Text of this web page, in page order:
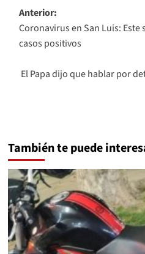
Navegación
de
entradas
Anterior:
Coronavirus en San Luis:
casos positivos
El Papa dijo que hablar por
También te puede